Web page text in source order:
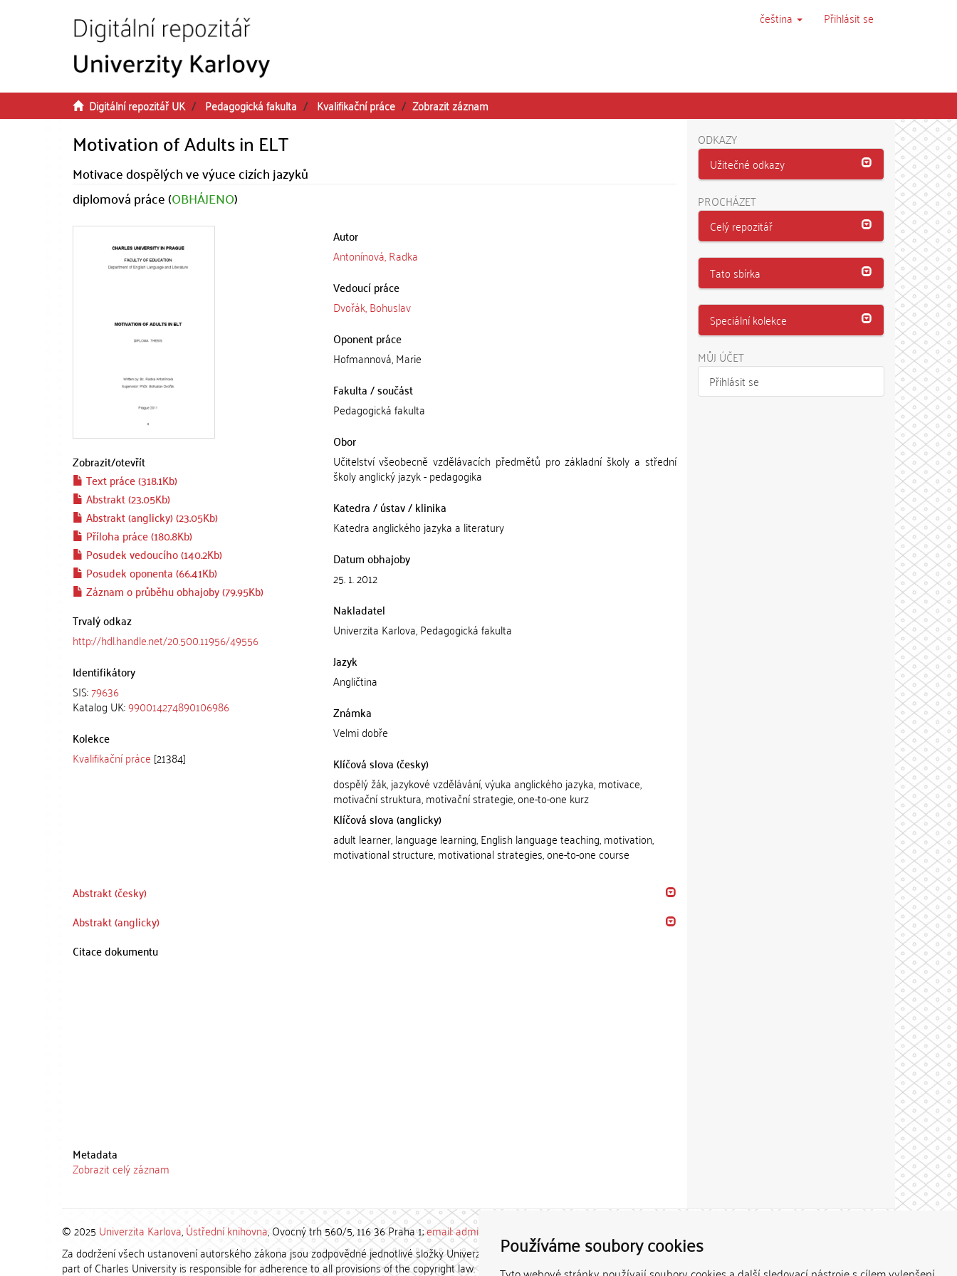
Používáme soubory cookies
čeština Přihlásit se
Digitální repozitář UK Pedagogická fakulta Kvalifikační práce Zobrazit záznam
Motivation of Adults in ELT
Motivace dospělých ve výuce cizích jazyků
diplomová práce (OBHÁJENO)
Zobrazit/otevřít
Text práce (318.1Kb)
Abstrakt (23.05Kb)
Abstrakt (anglicky) (23.05Kb)
Příloha práce (180.8Kb)
Posudek vedoucího (140.2Kb)
Posudek oponenta (66.41Kb)
Záznam o průběhu obhajoby (79.95Kb)
Trvalý odkaz
http://hdl.handle.net/20.500.11956/49556
Identifikátory
SIS:79636
Katalog UK:990014274890106986
Kolekce
Kvalifikační práce [21384]
Autor
Antonínová, Radka
Vedoucí práce
Dvořák, Bohuslav
Oponent práce
Hofmannová, Marie
Fakulta / součást
Pedagogická fakulta
Obor
Učitelství všeobecně vzdělávacích předmětů pro základní školy a střední
školy anglický jazyk - pedagogika
Katedra / ústav / klinika
Katedra anglického jazyka a literatury
Datum obhajoby
25. 1. 2012
Nakladatel
Univerzita Karlova, Pedagogická fakulta
Jazyk
Angličtina
Známka
Velmi dobře
Klíčová slova (česky)
dospělý žák, jazykové vzdělávání, výuka anglického jazyka, motivace,
motivační struktura, motivační strategie, one-to-one kurz
Klíčová slova (anglicky)
adult learner, language learning, English language teaching, motivation,
motivational structure, motivational strategies, one-to-one course
Abstrakt (česky)
Abstrakt (anglicky)
Citace dokumentu
Metadata
Zobrazit celý záznam
ODKAZY
Užitečné odkazy
PROCHÁZET
Celý repozitář
Tato sbírka
Speciální kolekce
MŮJ ÚČET
Přihlásit se
© 2025 Univerzita Karlova,Ústřední knihovna, Ovocný trh 560/5, 116 36 Praha 1;email: admin-repozitar [at] cuni.cz
Za dodržení všech ustanovení autorského zákona jsou zodpovědné jednotlivé složky Univerzity Karlovy. / Each constituent
part of Charles University is responsible for adherence to all provisions of the copyright law.